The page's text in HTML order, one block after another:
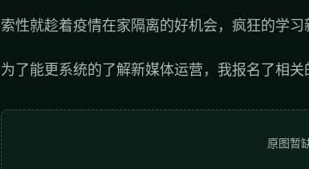
索性就趁着疫情在家隔离的好机会，疯狂的学习
为了能更系统的了解新媒体运营，我报名了相关
原图暂